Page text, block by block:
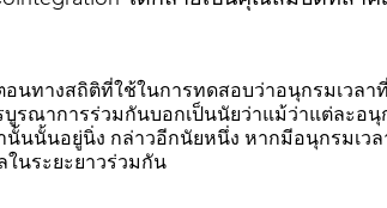
อนทางสถิติที่ใช้ในการทดสอบว่าอนุกรมเวลา
รณาการร่วมกันบอกเป็นนัยว่าแม้ว่าแต่ละอ
นั้นนั้นอยู่นิ่ง กล่าวอีกนัยหนึ่ง หากมีอนุกรมเว
นระยะยาวร่วมกัน